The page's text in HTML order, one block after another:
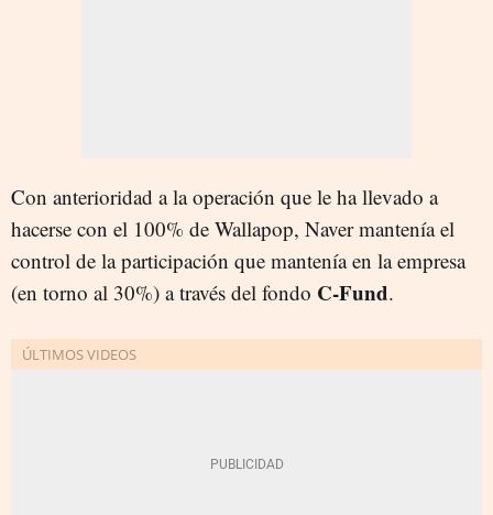
Con anterioridad a la operación que le ha llevado a
hacerse con el 100% de Wallapop, Naver mantenía el
control de la participación que mantenía en la empresa
(en torno al 30%) a través del fondo C-Fund.